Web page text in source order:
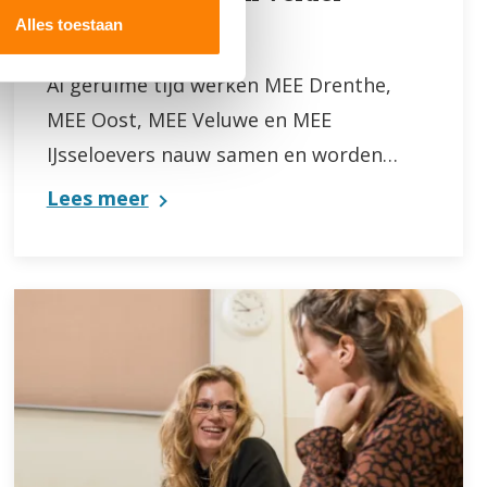
die u aan ze heeft
Alles toestaan
als MEE Samen
Al geruime tijd werken MEE Drenthe,
MEE Oost, MEE Veluwe en MEE
IJsseloevers nauw samen en worden…
Lees meer